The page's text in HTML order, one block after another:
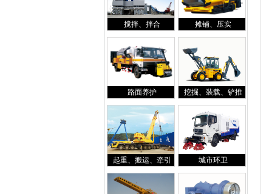
搅拌、拌合 摊铺、压实
路面养护 挖掘、装载、铲推
起重、搬运、牵引 城市环卫